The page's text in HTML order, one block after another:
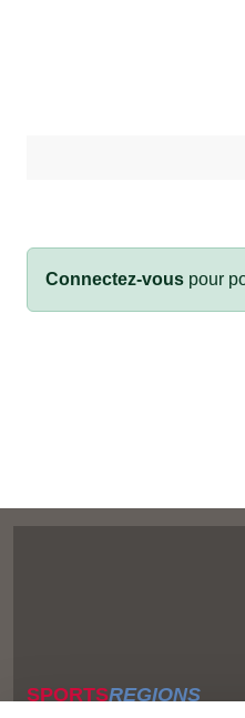
Connectez-vous pour
SPORTSREGIONS